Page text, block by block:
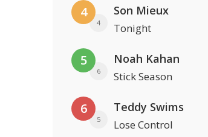
4
4
Son Mieux
Tonight
5
6
Noah Kahan
Stick Season
6
5
Teddy Swims
Lose Control